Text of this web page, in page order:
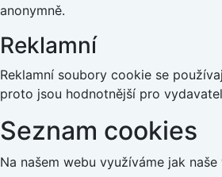
anonymně.
Reklamní
Reklamní soubory cookie se
proto jsou hodnotnější pro
Seznam cookies
Na našem webu využíváme jak